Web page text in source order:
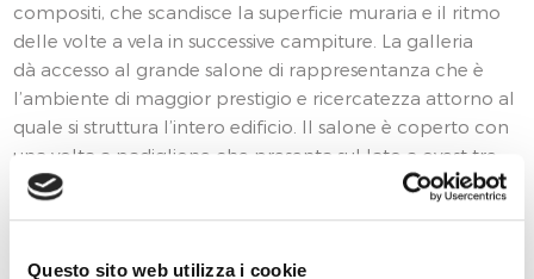
Questo sito web utilizza i cookie
compositi, che scandisce la superficie muraria e il ritmo
delle volte a vela in successive campiture. La galleria
dà accesso al grande salone di rappresentanza che è
l’ambiente di maggior prestigio e ricercatezza attorno al
quale si struttura l’intero edificio. Il salone è coperto con
una volta a padiglione che presenta sul lato a ovest tre
aperture ricavate in tre lunette, ripetute con finte finestre